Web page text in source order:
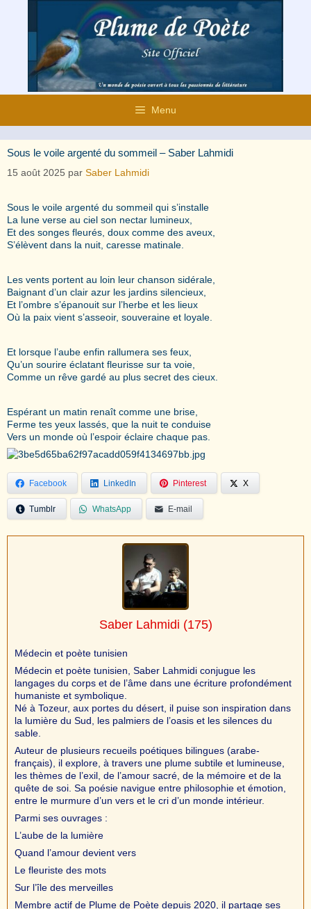
contenu
Menu
Sous le voile argenté du sommeil – Saber Lahmidi
15 août 2025 par Saber Lahmidi
Sous le voile argenté du sommeil qui s’installe
La lune verse au ciel son nectar lumineux,
Et des songes fleurés, doux comme des aveux,
S’élèvent dans la nuit, caresse matinale.
Les vents portent au loin leur chanson sidérale,
Baignant d’un clair azur les jardins silencieux,
Et l’ombre s’épanouit sur l’herbe et les lieux
Où la paix vient s’asseoir, souveraine et loyale.
Et lorsque l’aube enfin rallumera ses feux,
Qu’un sourire éclatant fleurisse sur ta voie,
Comme un rêve gardé au plus secret des cieux.
Espérant un matin renaît comme une brise,
Ferme tes yeux lassés, que la nuit te conduise
Vers un monde où l’espoir éclaire chaque pas.
Facebook LinkedIn Pinterest X
Tumblr WhatsApp E-mail
Saber Lahmidi (175)
Médecin et poète tunisien
Médecin et poète tunisien, Saber Lahmidi conjugue les
langages du corps et de l’âme dans une écriture profondément
humaniste et symbolique.
Né à Tozeur, aux portes du désert, il puise son inspiration dans
la lumière du Sud, les palmiers de l’oasis et les silences du
sable.
Auteur de plusieurs recueils poétiques bilingues (arabe-
français), il explore, à travers une plume subtile et lumineuse,
les thèmes de l’exil, de l’amour sacré, de la mémoire et de la
quête de soi. Sa poésie navigue entre philosophie et émotion,
entre le murmure d’un vers et le cri d’un monde intérieur.
Parmi ses ouvrages :
L’aube de la lumière
Quand l’amour devient vers
Le fleuriste des mots
Sur l’île des merveilles
Membre actif de Plume de Poète depuis 2020, il partage ses